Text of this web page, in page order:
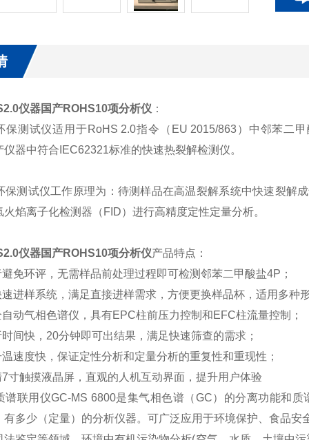
仪器国产ROHS10项分析仪 ：
保测试仪适用于RoHS 2.0指令（EU 2015/863）中邻苯二
器中符合IEC62321标准的快速热裂解检测仪。
保测试仪工作原理为：待测样品在高温裂解系统中快速裂解
焰离子化检测器（FID）进行高精度定性定量分析。
仪器国产ROHS10项分析仪产品特点：
免环评，无需样品前处理过程即可检测邻苯二甲酸盐4P；
进样系统，满足直接进样需求，方便更换样品杯，适用多种
动气相色谱仪，具有EPC柱前压力控制和EFC柱流量控制；
间快，20分钟即可出结果，满足快速筛查的需求；
速度快，保证定性分析和定量分析的重复性和重现性；
寸触摸液晶屏，直观的人机互动界面，提升用户体验
谱联用仪GC-MS 6800是集气相色谱（GC）的分离功能和
有多少（定量）的分析仪器。可广泛应用于环境保护、食品